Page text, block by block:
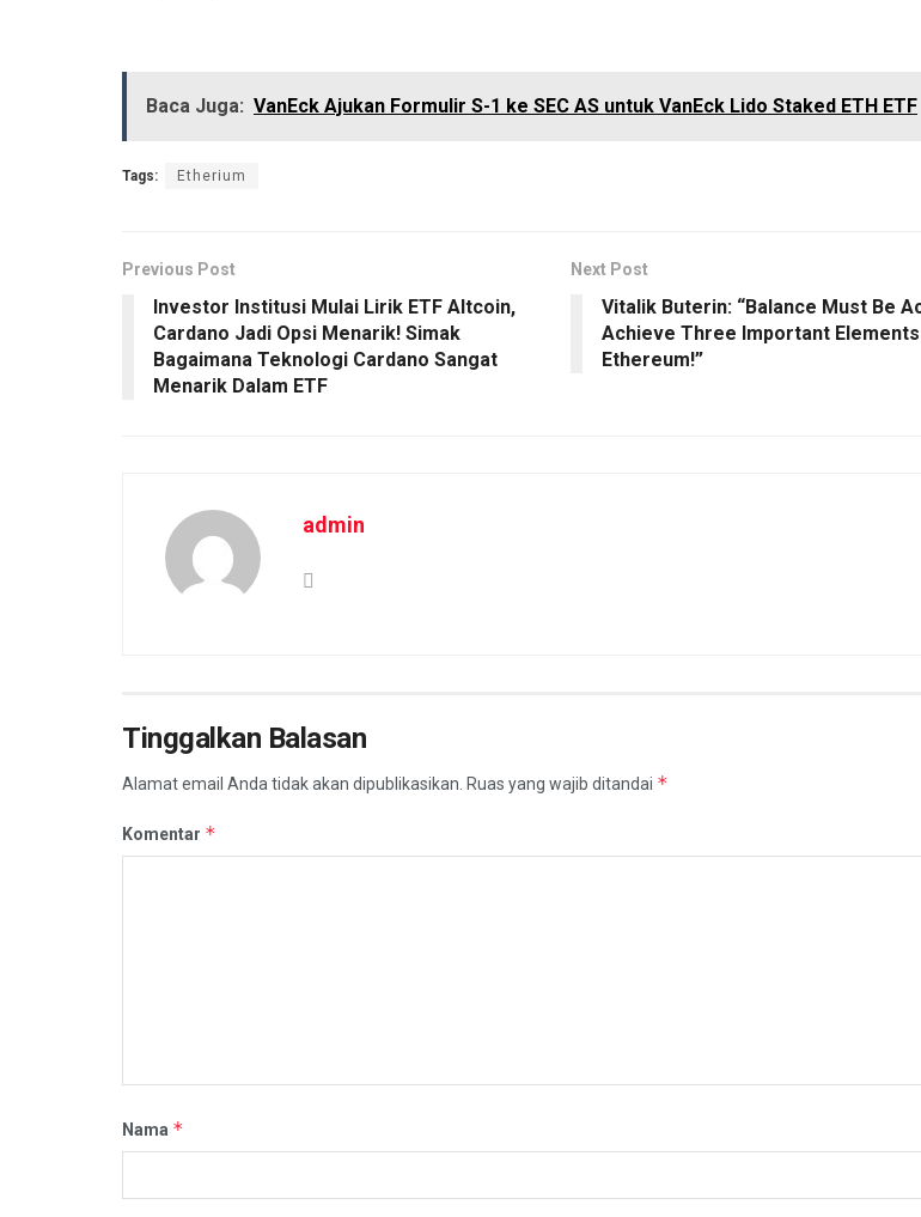
Baca Juga: VanEck Ajukan Formulir S-1 ke SEC AS untuk VanEck Lido Staked ETH ETF
Tags: Etherium
Previous Post
Investor Institusi Mulai Lirik ETF Altcoin,
Cardano Jadi Opsi Menarik! Simak
Bagaimana Teknologi Cardano Sangat
Menarik Dalam ETF
Next Post
Vitalik Buterin: “Balance Must Be
Achieve Three Important
Ethereum!”
admin
Tinggalkan Balasan
Alamat email Anda tidak akan dipublikasikan. Ruas yang wajib ditandai *
Komentar *
Nama *